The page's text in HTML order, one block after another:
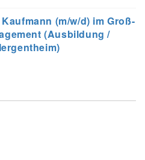
(m/w/d) im Groß-
(Ausbildung /